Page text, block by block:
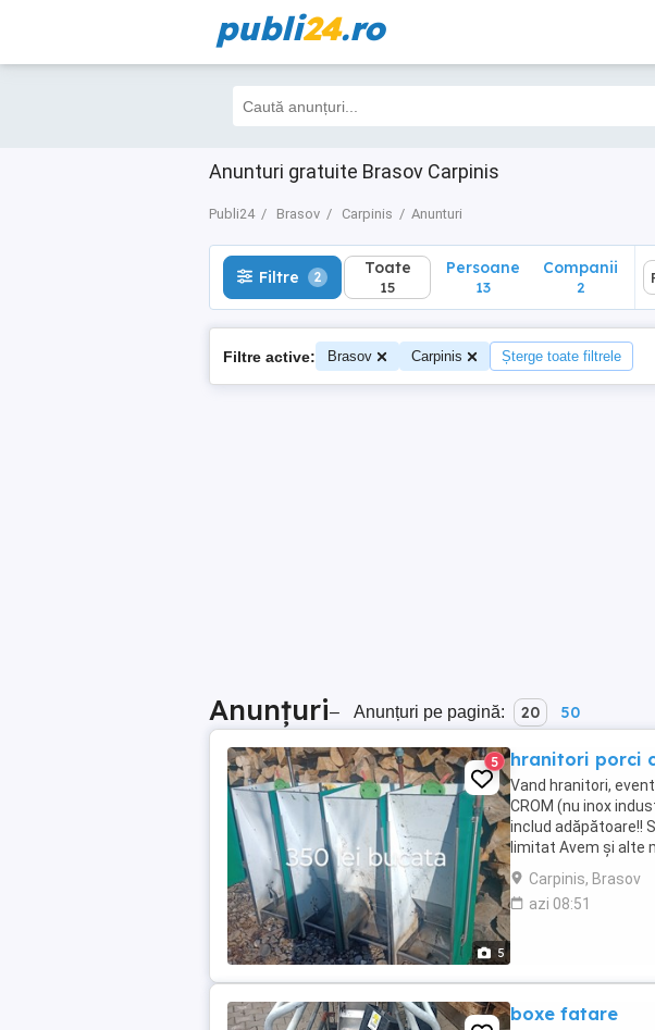
publi24.ro
Anunturi gratuite Brasov Carpinis
Publi24 Brasov Carpinis Anunturi
Filtre 2 Toate
15
Filtre 2 Toate
15
Persoane
13
Companii
2
Filtre active: Brasov Carpinis Șterge toate filtrele
Anunțuri– Anunțuri pe pagină: 20 50
5
5 hranitori porci
Vand hranitori,
CROM (nu inox
includ adăpătoare!!
limitat Avem și alte
de la 250 lei ...
Carpinis, Brasov
azi 08:51
boxe fatare